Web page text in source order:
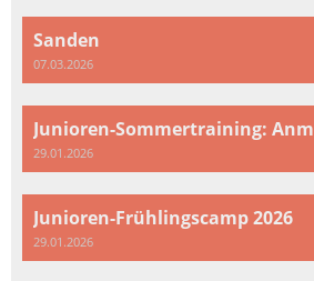
Sanden
07.03.2026
Junioren-Sommertraining:
29.01.2026
Junioren-Frühlingscamp 2026
29.01.2026